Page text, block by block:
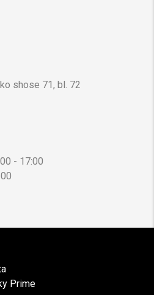
shose 71, bl. 72
- 17:00
Prime